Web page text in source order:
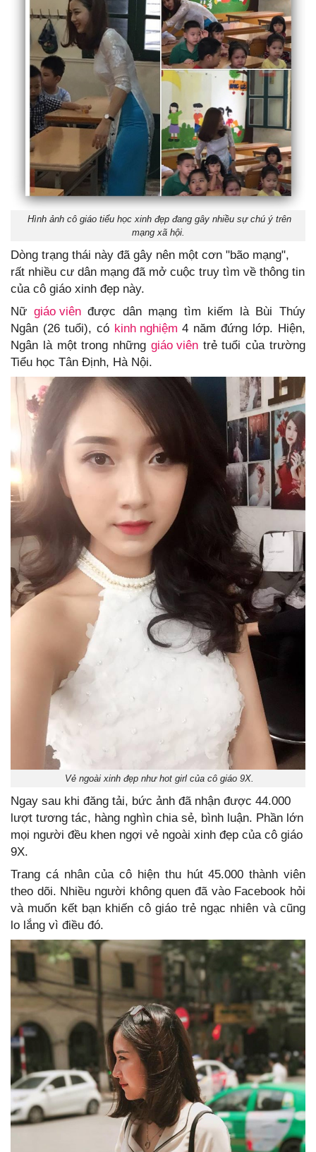
Hình ảnh cô giáo tiểu học xinh đẹp đang gây nhiều sự chú ý trên
mạng xã hội.
Dòng trạng thái này đã gây nên một cơn "bão mạng",
rất nhiều cư dân mạng đã mở cuộc truy tìm về thông tin
của cô giáo xinh đẹp này.
Nữ giáo viênđược dân mạng tìm kiếm là Bùi Thúy
Ngân (26 tuổi), có kinh nghiệm 4 năm đứng lớp. Hiện,
Ngân là một trong những giáo viêntrẻ tuổi của trường
Tiểu học Tân Định, Hà Nội.
Vẻ ngoài xinh đẹp như hot girl của cô giáo 9X.
Ngay sau khi đăng tải, bức ảnh đã nhận được 44.000
lượt tương tác, hàng nghìn chia sẻ, bình luận. Phần lớn
mọi người đều khen ngợi vẻ ngoài xinh đẹp của cô giáo
9X.
Trang cá nhân của cô hiện thu hút 45.000 thành viên
theo dõi. Nhiều người không quen đã vào Facebook hỏi
và muốn kết bạn khiến cô giáo trẻ ngạc nhiên và cũng
lo lắng vì điều đó.